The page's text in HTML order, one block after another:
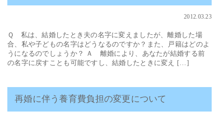
2012.03.23
Ｑ 私は、結婚したとき夫の名字に変えましたが、離婚した場
合、私や子どもの名字はどうなるのですか？また、戸籍はどのよ
うになるのでしょうか？ Ａ 離婚により、あなたが結婚する前
の名字に戻すことも可能ですし、結婚したときに変え […]
再婚に伴う養育費負担の変更について